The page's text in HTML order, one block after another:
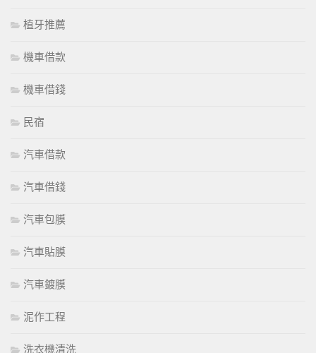
植牙推薦
機車借款
機車借錢
民宿
汽車借款
汽車借錢
汽車包膜
汽車貼膜
汽車鍍膜
泥作工程
洗衣機清洗